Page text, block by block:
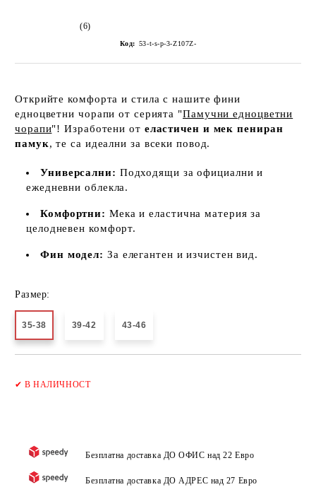
(6)
Код: 53-t-s-p-3-Z107Z-
Открийте комфорта и стила с нашите фини
едноцветни чорапи от серията "Памучни едноцветни
чорапи"! Изработени от еластичен и мек пениран
памук, те са идеални за всеки повод.
Универсални: Подходящи за официални и
ежедневни облекла.
Комфортни: Мека и еластична материя за
целодневен комфорт.
Фин модел: За елегантен и изчистен вид.
Размер:
35-38 39-42 43-46
✔В НАЛИЧНОСТ
Безплатна доставка ДО ОФИС над 22 Евро
Безплатна доставка ДО АДРЕС над 27 Евро